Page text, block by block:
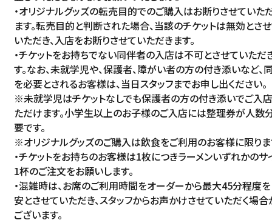
・オリジナルグッズの転売目的でのご購入はお断りさせていた
ます。転売目的と判断された場合、当該のチケットは無効とさ
いただき、入店をお断りさせていただきます。
・チケットをお持ちでない同伴者の入店は不可とさせていただ
す。なお、未就学児や、保護者、障がい者の方の付き添いなど、
を必要とされるお客様は、当日スタッフまでお申し出ください。
※未就学児はチケットなしでも保護者の方の付き添いでご入
ただけます。小学生以上のお子様のご入店には整理券が人数
要です。
※オリジナルグッズのご購入は飲食をご利用のお客様に限りま
・チケットをお持ちのお客様は1枚につきラーメンいずれかのサ
1杯のご注文をお願いします。
・混雑時は、お席のご利用時間をオーダーから最大45分程度
安とさせていただき、スタッフからお声かけさせていただく場合
ございます。